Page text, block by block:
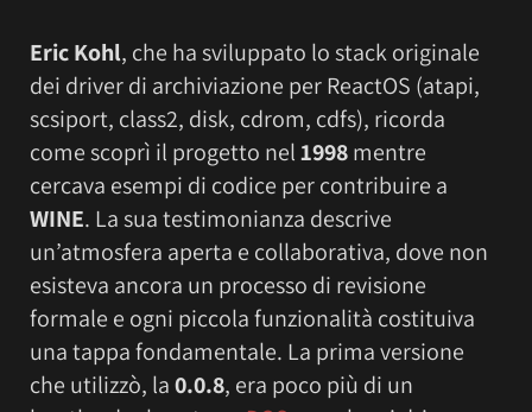
Eric Kohl, che ha sviluppato lo stack originale
dei driver di archiviazione per ReactOS (atapi,
scsiport, class2, disk, cdrom, cdfs), ricorda
come scoprì il progetto nel1998mentre
cercava esempi di codice per contribuire a
WINE. La sua testimonianza descrive
un’atmosfera aperta e collaborativa, dove non
esisteva ancora un processo di revisione
formale e ogni piccola funzionalità costituiva
una tappa fondamentale. La prima versione
che utilizzò, la0.0.8, era poco più di un